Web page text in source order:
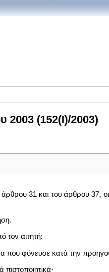
2003 (152(I)/2003)
31 και του άρθρου 37,
τον αιτητή:
φόνευσε κατά την